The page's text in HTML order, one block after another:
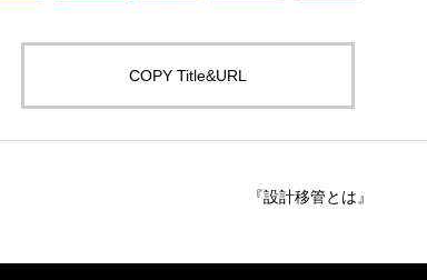
COPY Title&URL
『設計移管とは』